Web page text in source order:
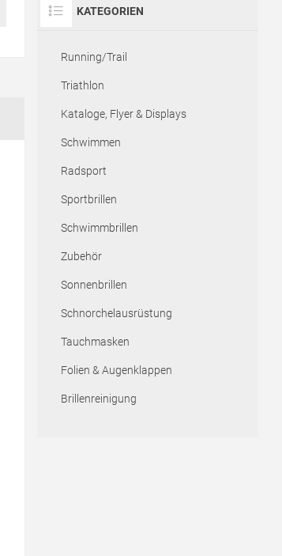
KATEGORIEN
Running/Trail
Triathlon
Kataloge, Flyer & Displays
Schwimmen
Radsport
Sportbrillen
Schwimmbrillen
Zubehör
Sonnenbrillen
Schnorchelausrüstung
Tauchmasken
Folien & Augenklappen
Brillenreinigung